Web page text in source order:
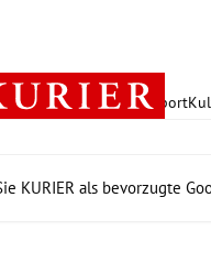
PolitikWirtschaft Sport
KURIER als bevorzugte